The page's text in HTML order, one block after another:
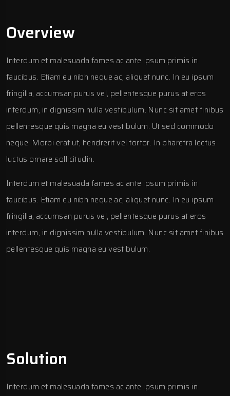
Overview
Interdum et malesuada fames ac ante ipsum primis in
faucibus. Etiam eu nibh neque ac, aliquet nunc. In eu ipsum
fringilla, accumsan purus vel, pellentesque purus at eros
interdum, in dignissim nulla vestibulum. Nunc sit amet finibus
pellentesque quis magna eu vestibulum. Ut sed commodo
neque. Morbi erat ut, hendrerit vel tortor. In pharetra lectus
luctus ornare sollicitudin.
Interdum et malesuada fames ac ante ipsum primis in
faucibus. Etiam eu nibh neque ac, aliquet nunc. In eu ipsum
fringilla, accumsan purus vel, pellentesque purus at eros
interdum, in dignissim nulla vestibulum. Nunc sit amet finibus
pellentesque quis magna eu vestibulum.
Solution
Interdum et malesuada fames ac ante ipsum primis in